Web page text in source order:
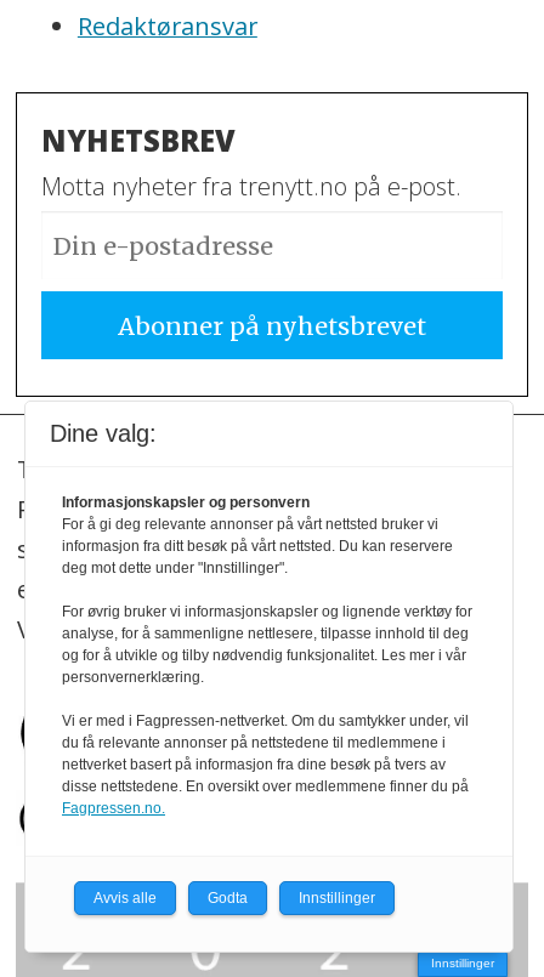
Redaktøransvar
NYHETSBREV
Motta nyheter fra trenytt.no på e-post.
Treindustrien og trenytt.no redigeres etter
Redaktørplakaten, og legger til grunn for
sitt arbeid de etiske normer og plikter som
er formulert i Norsk Presseforbunds Vær
Varsom-plakat.Les mer.
Innstillinger
Dine valg:
Informasjonskapsler og personvern
For å gi deg relevante annonser på vårt nettsted bruker vi
informasjon fra ditt besøk på vårt nettsted. Du kan reservere
deg mot dette under "Innstillinger".
For øvrig bruker vi informasjonskapsler og lignende verktøy for
analyse, for å sammenligne nettlesere, tilpasse innhold til deg
og for å utvikle og tilby nødvendig funksjonalitet. Les mer i vår
personvernerklæring.
Vi er med i Fagpressen-nettverket. Om du samtykker under, vil
du få relevante annonser på nettstedene til medlemmene i
nettverket basert på informasjon fra dine besøk på tvers av
disse nettstedene. En oversikt over medlemmene finner du på
Fagpressen.no.
Avvis alle Godta Innstillinger